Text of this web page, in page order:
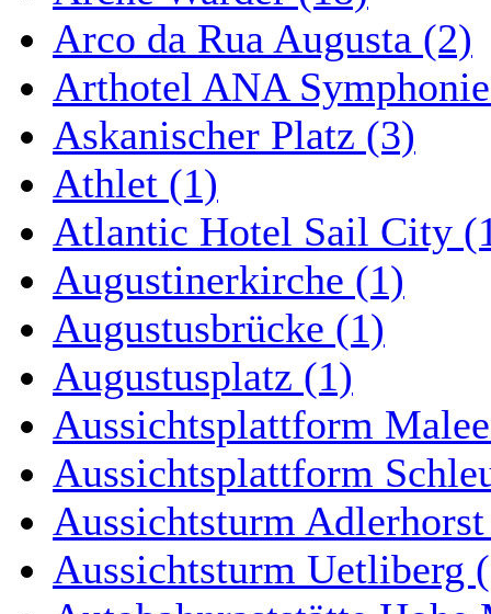
Arco da Rua Augusta (2)
Arthotel ANA
Askanischer Platz (3)
Athlet (1)
Atlantic Hotel Sail City
Augustinerkirche (1)
Augustusbrücke (1)
Augustusplatz (1)
Aussichtsplattform
Aussichtsplattform
Aussichtsturm
Aussichtsturm Uetliberg